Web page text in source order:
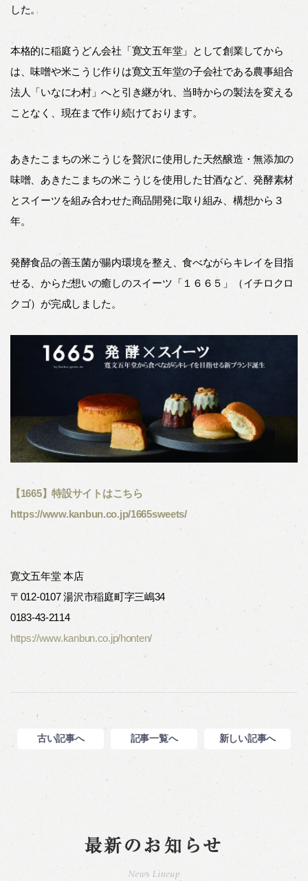
した。
本格的に稲庭うどん会社「寛文五年堂」として創業してから
は、味噌や米こうじ作りは寛文五年堂の子会社である農事組合
法人「いなにわ村」へと引き継がれ、当時からの製法を変える
ことなく、現在まで作り続けております。
あきたこまちの米こうじを贅沢に使用した天然醸造・無添加の
味噌、あきたこまちの米こうじを使用した甘酒など、発酵素材
とスイーツを組み合わせた商品開発に取り組み、構想から３
年。
発酵食品の善玉菌が腸内環境を整え、食べながらキレイを目指
せる、からだ想いの癒しのスイーツ「１６６５」（イチロクロ
クゴ）が完成しました。
【1665】特設サイトはこちら
https://www.kanbun.co.jp/1665sweets/
寛文五年堂 本店
〒012-0107 湯沢市稲庭町字三嶋34
0183-43-2114
https://www.kanbun.co.jp/honten/
古い記事へ 記事一覧へ 新しい記事へ